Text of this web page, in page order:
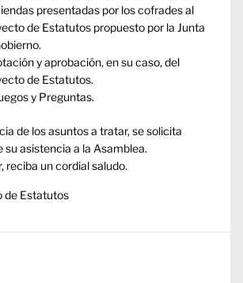
presentadas por los cofrades al
de Estatutos propuesto por la Junta
y aprobación, en su caso, del
de Estatutos.
y Preguntas.
de los asuntos a tratar, se solicita
asistencia a la Asamblea.
reciba un cordial saludo.
de Estatutos